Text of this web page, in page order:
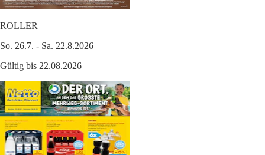
ROLLER
So. 26.7. - Sa. 22.8.2026
Gültig bis 22.08.2026